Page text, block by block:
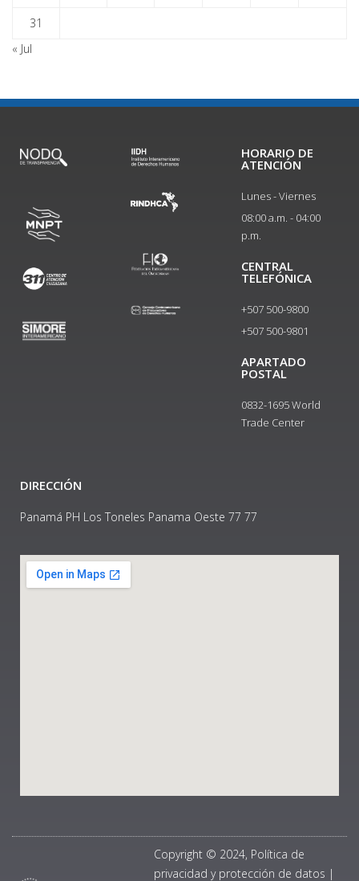
31
« Jul
HORARIO DE
ATENCIÓN
Lunes - Viernes
08:00 a.m. - 04:00
p.m.
CENTRAL
TELEFÓNICA
+507 500-9800
+507 500-9801​
APARTADO
POSTAL
0832-1695 World
Trade Center
DIRECCIÓN
Panamá PH Los Toneles Panama Oeste 77 77
Copyright © 2024, Política de
privacidad y protección de datos |